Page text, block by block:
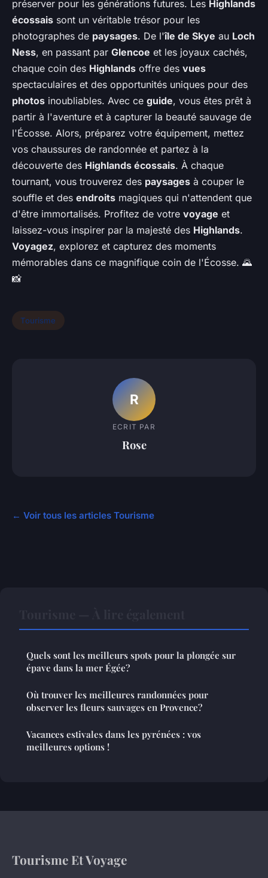
préserver pour les générations futures. Les Highlands
écossais sont un véritable trésor pour les
photographes de paysages. De l'île de Skye au Loch
Ness, en passant par Glencoe et les joyaux cachés,
chaque coin des Highlands offre des vues
spectaculaires et des opportunités uniques pour des
photos inoubliables. Avec ce guide, vous êtes prêt à
partir à l'aventure et à capturer la beauté sauvage de
l'Écosse. Alors, préparez votre équipement, mettez
vos chaussures de randonnée et partez à la
découverte des Highlands écossais. À chaque
tournant, vous trouverez des paysages à couper le
souffle et des endroits magiques qui n'attendent que
d'être immortalisés. Profitez de votre voyage et
laissez-vous inspirer par la majesté des Highlands.
Voyagez, explorez et capturez des moments
mémorables dans ce magnifique coin de l'Écosse. 🌄
📸
Tourisme
R
ECRIT PAR
Rose
← Voir tous les articles Tourisme
Quels sont les meilleurs spots pour la plongée sur
épave dans la mer Égée?
Où trouver les meilleures randonnées pour
observer les fleurs sauvages en Provence?
Vacances estivales dans les pyrénées : vos
meilleures options !
Tourisme Et Voyage